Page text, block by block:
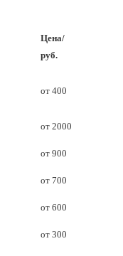
Цена/
руб.
от 400
от 2000
от 900
от 700
от 600
от 300